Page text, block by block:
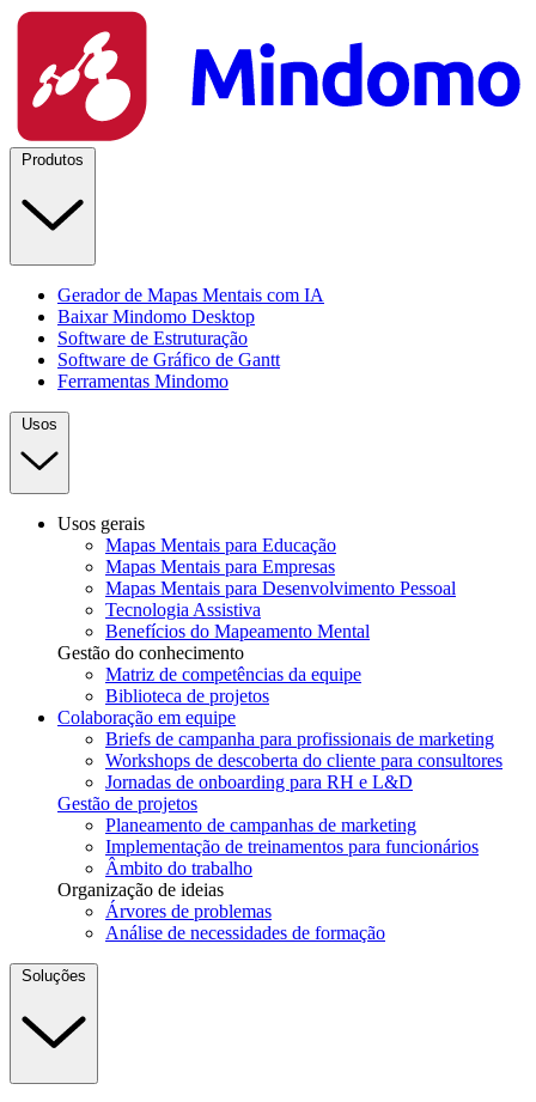
Produtos
Gerador de Mapas Mentais com IA
Baixar Mindomo Desktop
Software de Estruturação
Software de Gráfico de Gantt
Ferramentas Mindomo
Usos
Usos gerais
Mapas Mentais para Educação
Mapas Mentais para Empresas
Mapas Mentais para Desenvolvimento Pessoal
Tecnologia Assistiva
Benefícios do Mapeamento Mental
Gestão do conhecimento
Matriz de competências da equipe
Biblioteca de projetos
Colaboração em equipe
Briefs de campanha para profissionais de marketing
Workshops de descoberta do cliente para consultores
Jornadas de onboarding para RH e L&D
Gestão de projetos
Planeamento de campanhas de marketing
Implementação de treinamentos para funcionários
Âmbito do trabalho
Organização de ideias
Árvores de problemas
Análise de necessidades de formação
Soluções